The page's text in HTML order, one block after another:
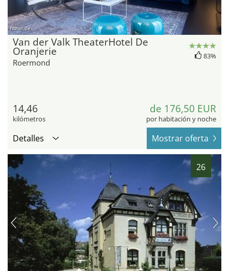
hotel.de
Van der Valk TheaterHotel De
Oranjerie
Roermond
83%
14,46
kilómetros
de 176,50 EUR
por habitación y noche
Detalles Mostrar oferta
26